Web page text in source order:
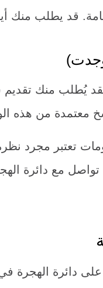
قد يطلب منك
وجدت)
يُطلب منك
معتمدة من هذه
تعتبر مجرد
مع دائرة
دائرة الهجرة